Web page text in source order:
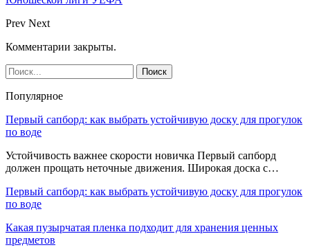
Prev Next
Комментарии закрыты.
Популярное
Первый сапборд: как выбрать устойчивую доску для прогулок
по воде
Устойчивость важнее скорости новичка Первый сапборд
должен прощать неточные движения. Широкая доска с…
Первый сапборд: как выбрать устойчивую доску для прогулок
по воде
Какая пузырчатая пленка подходит для хранения ценных
предметов